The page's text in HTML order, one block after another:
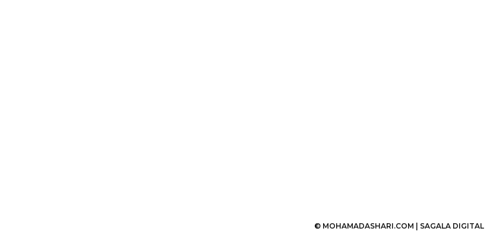
© MOHAMADASHARI.COM | SAGALA DIGITAL